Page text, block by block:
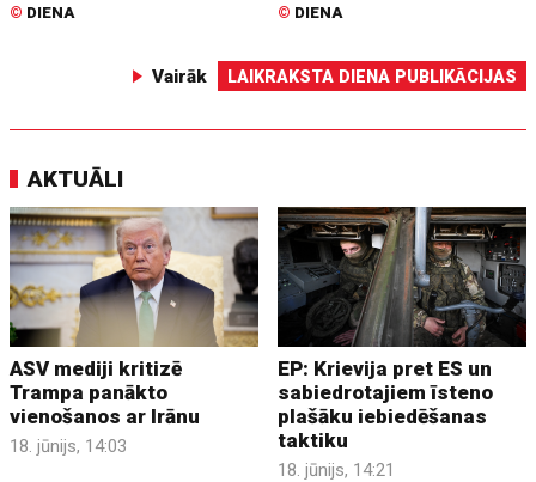
© DIENA © DIENA
Vairāk LAIKRAKSTA DIENA PUBLIKĀCIJAS
AKTUĀLI
ASV mediji kritizē
Trampa panākto
vienošanos ar Irānu
18. jūnijs, 14:03
EP: Krievija pret ES un
sabiedrotajiem īsteno
plašāku iebiedēšanas
taktiku
18. jūnijs, 14:21